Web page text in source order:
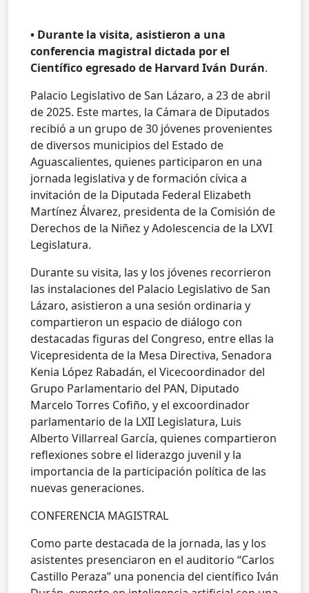
• Durante la visita, asistieron a una
conferencia magistral dictada por el
Científico egresado de Harvard Iván Durán.
Palacio Legislativo de San Lázaro, a 23 de abril
de 2025. Este martes, la Cámara de Diputados
recibió a un grupo de 30 jóvenes provenientes
de diversos municipios del Estado de
Aguascalientes, quienes participaron en una
jornada legislativa y de formación cívica a
invitación de la Diputada Federal Elizabeth
Martínez Álvarez, presidenta de la Comisión de
Derechos de la Niñez y Adolescencia de la LXVI
Legislatura.
Durante su visita, las y los jóvenes recorrieron
las instalaciones del Palacio Legislativo de San
Lázaro, asistieron a una sesión ordinaria y
compartieron un espacio de diálogo con
destacadas figuras del Congreso, entre ellas la
Vicepresidenta de la Mesa Directiva, Senadora
Kenia López Rabadán, el Vicecoordinador del
Grupo Parlamentario del PAN, Diputado
Marcelo Torres Cofiño, y el excoordinador
parlamentario de la LXII Legislatura, Luis
Alberto Villarreal García, quienes compartieron
reflexiones sobre el liderazgo juvenil y la
importancia de la participación política de las
nuevas generaciones.
CONFERENCIA MAGISTRAL
Como parte destacada de la jornada, las y los
asistentes presenciaron en el auditorio “Carlos
Castillo Peraza” una ponencia del científico Iván